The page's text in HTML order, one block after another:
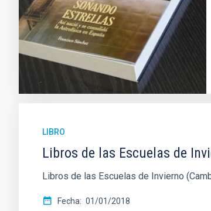
LIBRO
Libros de las Escuelas de
Libros de las Escuelas de Invierno
Fecha 01/01/2018